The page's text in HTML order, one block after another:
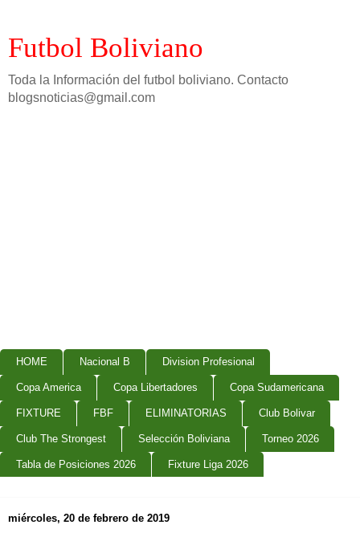
Futbol Boliviano
Toda la Información del futbol boliviano. Contacto
blogsnoticias@gmail.com
HOME Nacional B Division Profesional
Copa America Copa Libertadores Copa Sudamericana
FIXTURE FBF ELIMINATORIAS Club Bolivar
Club The Strongest Selección Boliviana Torneo 2026
Tabla de Posiciones 2026 Fixture Liga 2026
miércoles, 20 de febrero de 2019